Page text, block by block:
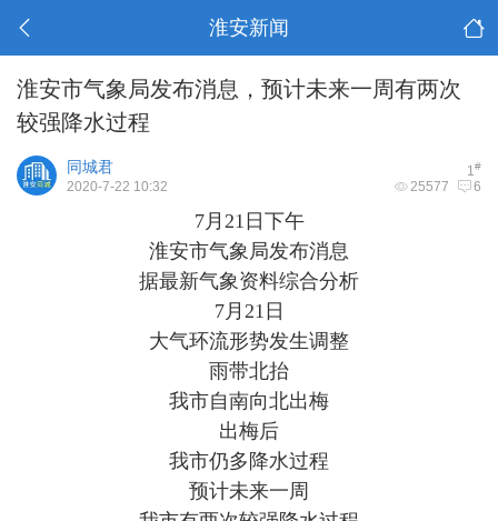
淮安新闻
淮安市气象局发布消息，预计未来一周有两次
较强降水过程
1#
同城君
25577 6
2020-7-22 10:32
7月21日下午
淮安市气象局发布消息
据最新气象资料综合分析
7月21日
大气环流形势发生调整
雨带北抬
我市自南向北出梅
出梅后
我市仍多降水过程
预计未来一周